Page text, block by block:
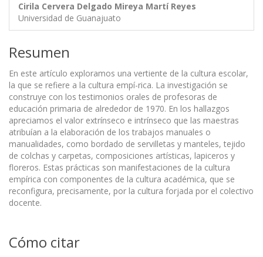
Cirila Cervera Delgado Mireya Martí Reyes
Universidad de Guanajuato
Resumen
En este artículo exploramos una vertiente de la cultura escolar,
la que se refiere a la cultura empí-rica. La investigación se
construye con los testimonios orales de profesoras de
educación primaria de alrededor de 1970. En los hallazgos
apreciamos el valor extrínseco e intrínseco que las maestras
atribuían a la elaboración de los trabajos manuales o
manualidades, como bordado de servilletas y manteles, tejido
de colchas y carpetas, composiciones artísticas, lapiceros y
floreros. Estas prácticas son manifestaciones de la cultura
empírica con componentes de la cultura académica, que se
reconfigura, precisamente, por la cultura forjada por el colectivo
docente.
Cómo citar